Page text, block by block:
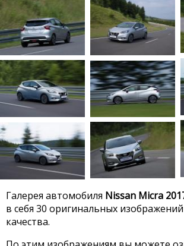
Галерея автомобиля Nissan Micra
в себя 30 оригинальных
качества.